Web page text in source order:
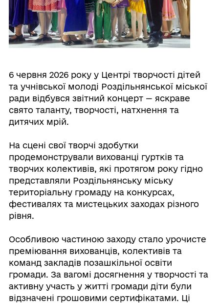
6 червня 2026 року у Центрі творчості дітей
та учнівської молоді Роздільнянської міської
ради відбувся звітний концерт — яскраве
свято таланту, творчості, натхнення та
дитячих мрій.
На сцені свої творчі здобутки
продемонстрували вихованці гуртків та
творчих колективів, які протягом року гідно
представляли Роздільнянську міську
територіальну громаду на конкурсах,
фестивалях та мистецьких заходах різного
рівня.
Особливою частиною заходу стало урочисте
преміювання вихованців, колективів та
команд закладів позашкільної освіти
громади. За вагомі досягнення у творчості та
активну участь у житті громади діти були
відзначені грошовими сертифікатами. Ці